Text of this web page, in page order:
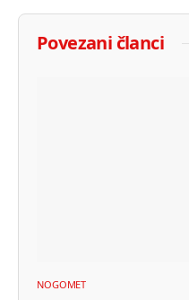
Povezani članci
NOGOMET